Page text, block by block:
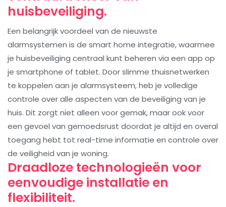
huisbeveiliging.
Een belangrijk voordeel van de nieuwste
alarmsystemen is de smart home integratie, waarmee
je huisbeveiliging centraal kunt beheren via een app op
je smartphone of tablet. Door slimme thuisnetwerken
te koppelen aan je alarmsysteem, heb je volledige
controle over alle aspecten van de beveiliging van je
huis. Dit zorgt niet alleen voor gemak, maar ook voor
een gevoel van gemoedsrust doordat je altijd en overal
toegang hebt tot real-time informatie en controle over
de veiligheid van je woning.
Draadloze technologieën voor
eenvoudige installatie en
flexibiliteit.